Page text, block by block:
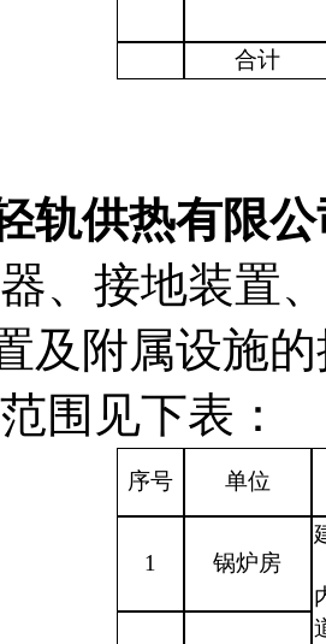
合计
轨供热有限
、接地装置
及附属设施
围见下表：
序号 单位
1 锅炉房